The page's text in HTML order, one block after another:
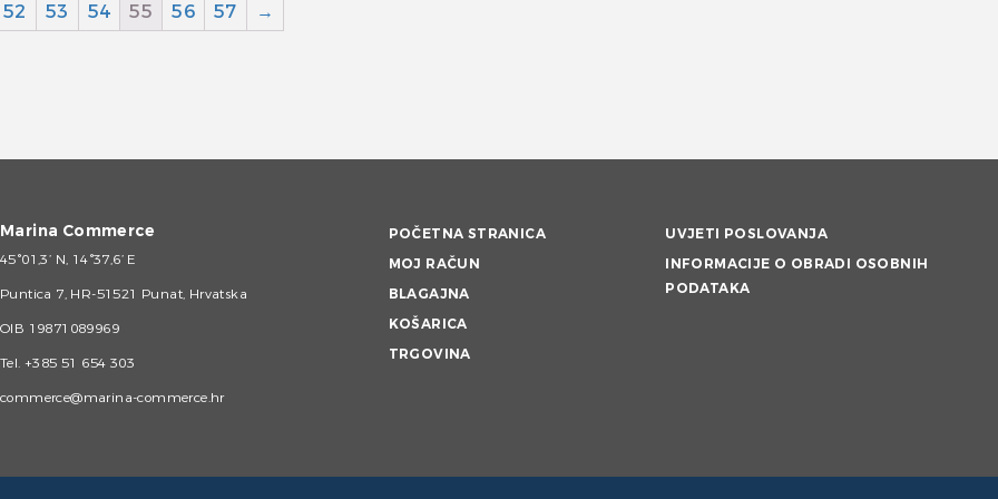
52 53 54 55 56 57 →
Marina Commerce
45°01,3’ N, 14°37,6’ E
Puntica 7, HR-51521 Punat, Hrvatska
OIB 19871089969
Tel. +385 51 654 303
commerce@marina-commerce.hr
POČETNA STRANICA
MOJ RAČUN
BLAGAJNA
KOŠARICA
TRGOVINA
UVJETI POSLOVANJA
INFORMACIJE O OBRADI OSOBNIH
PODATAKA